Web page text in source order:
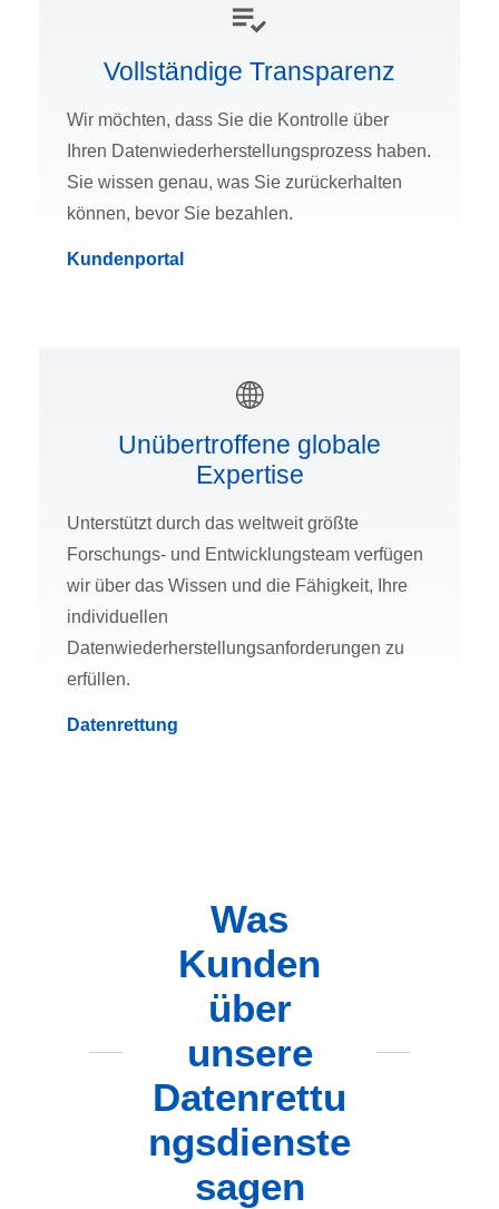
Vollständige Transparenz
Wir möchten, dass Sie die Kontrolle über
Ihren Datenwiederherstellungsprozess haben.
Sie wissen genau, was Sie zurückerhalten
können, bevor Sie bezahlen.
Kundenportal
Unübertroffene globale
Expertise
Unterstützt durch das weltweit größte
Forschungs- und Entwicklungsteam verfügen
wir über das Wissen und die Fähigkeit, Ihre
individuellen
Datenwiederherstellungsanforderungen zu
erfüllen.
Datenrettung
Was
Kunden
über
unsere
Datenrettu
ngsdienste
sagen